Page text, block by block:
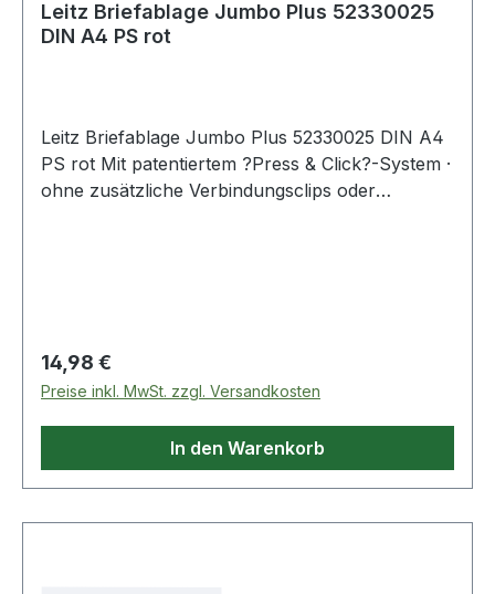
Leitz Briefablage Jumbo Plus 52330025
DIN A4 PS rot
Leitz Briefablage Jumbo Plus 52330025 DIN A4
PS rot Mit patentiertem ?Press & Click?-System ·
ohne zusätzliche Verbindungsclips oder
Regulärer Preis:
14,98 €
Preise inkl. MwSt. zzgl. Versandkosten
In den Warenkorb